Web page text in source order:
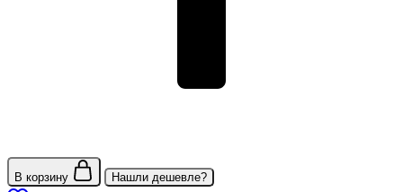
В корзину Нашли дешевле?